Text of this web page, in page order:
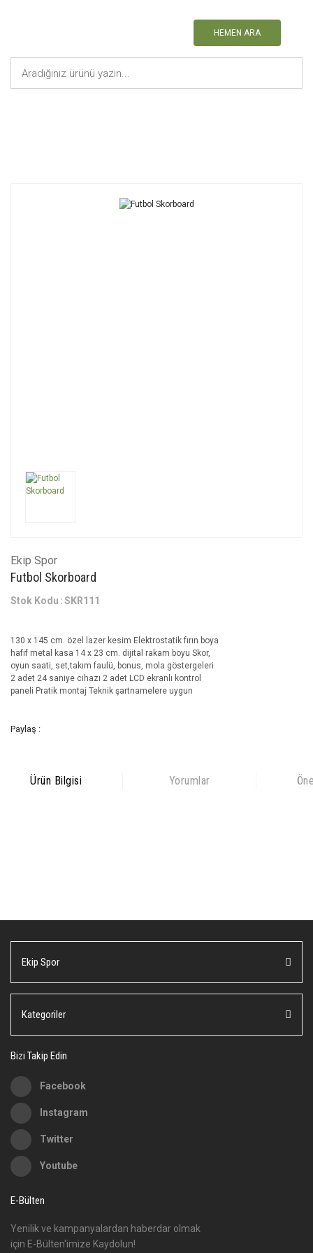
HEMEN ARA
Ekip Spor
Futbol Skorboard
Stok Kodu SKR111
130 x 145 cm. özel lazer kesim Elektrostatik fırın boya
hafif metal kasa 14 x 23 cm. dijital rakam boyu Skor,
oyun saati, set,takım faulü, bonus, mola göstergeleri
2 adet 24 saniye cihazı 2 adet LCD ekranlı kontrol
paneli Pratik montaj Teknik şartnamelere uygun
Paylaş :
Ürün Bilgisi Yorumlar
Ürün resmi kalitesiz, bozuk veya görüntülenemiyor.
Ürün açıklamasında eksik bilgiler bulunuyor.
Ürün fiyatı diğer sitelerden daha pahalı.
Bu ürüne benzer farklı alternatifler olmalı.
Ekip Spor
Kategoriler
Bizi Takip Edin
Facebook
Instagram
Twitter
Youtube
E-Bülten
Yenilik ve kampanyalardan haberdar olmak
için E-Bülten'imize Kaydolun!